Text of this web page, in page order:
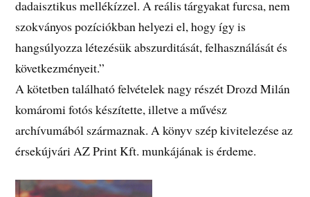
dadaisztikus mellékízzel. A reális tárgyakat furcsa, nem
szokványos pozíciókban helyezi el, hogy így is
hangsúlyozza létezésük abszurditását, felhasználását és
következményeit.”
A kötetben található felvételek nagy részét Drozd Milán
komáromi fotós készítette, illetve a művész
archívumából származnak. A könyv szép kivitelezése az
érsekújvári AZ Print Kft. munkájának is érdeme.